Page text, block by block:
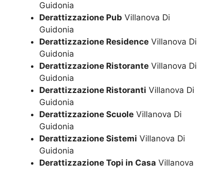
Guidonia
Derattizzazione Pub Villanova Di
Guidonia
Derattizzazione Residence Villanova Di
Guidonia
Derattizzazione Ristorante Villanova Di
Guidonia
Derattizzazione Ristoranti Villanova Di
Guidonia
Derattizzazione Scuole Villanova Di
Guidonia
Derattizzazione Sistemi Villanova Di
Guidonia
Derattizzazione Topi in Casa Villanova